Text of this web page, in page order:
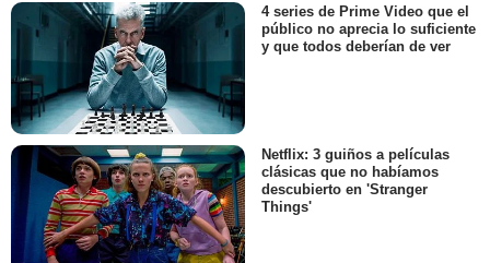
4 series de Prime Video que el
público no aprecia lo suficiente
y que todos deberían de ver
Netflix: 3 guiños a películas
clásicas que no habíamos
descubierto en 'Stranger
Things'